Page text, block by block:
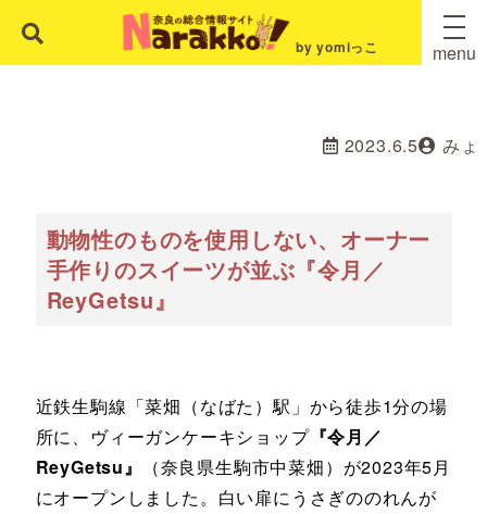
by yomiっこ menu
2023.6.5 みょ
動物性のものを使用しない、オーナー
手作りのスイーツが並ぶ『令月／
ReyGetsu』
近鉄生駒線「菜畑（なばた）駅」から徒歩1分の場
所に、ヴィーガンケーキショップ『令月／
ReyGetsu』
（奈良県生駒市中菜畑）が2023年5月
にオープンしました。白い扉にうさぎののれんが